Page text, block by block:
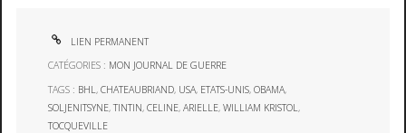
LIEN PERMANENT
CATÉGORIES : MON JOURNAL DE GUERRE
TAGS : BHL,CHATEAUBRIAND, USA, ETATS-UNIS,OBAMA,
SOLJENITSYNE,TINTIN,CELINE,ARIELLE,WILLIAM KRISTOL,
TOCQUEVILLE